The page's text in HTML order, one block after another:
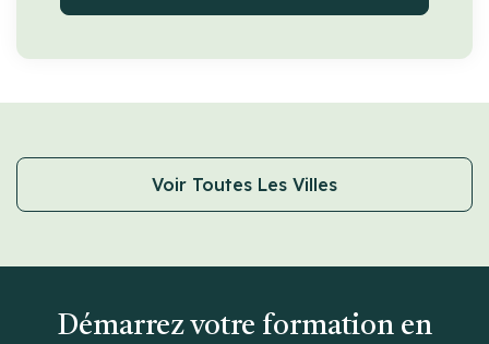
Voir Toutes Les Villes
Démarrez votre formation en